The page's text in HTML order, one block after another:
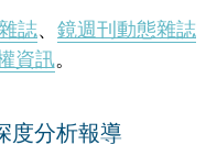
誌、 鏡週刊動態雜誌
資訊。
度分析報導